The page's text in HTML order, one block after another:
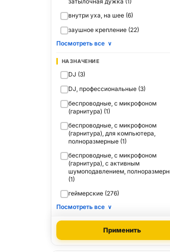
внутри уха, на шее (6)
заушное крепление (22)
Посмотреть все ∨
НАЗНАЧЕНИЕ
DJ (3)
DJ, профессиональные (3)
беспроводные, с микрофоном
(гарнитура) (1)
беспроводные, с микрофоном
(гарнитура), для компьютера,
полноразмерные (1)
беспроводные, с микрофоном
(гарнитура), с активным
шумоподавлением,
(1)
геймерские (276)
Посмотреть все ∨
Применить